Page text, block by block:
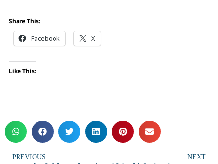
Share This:
Facebook X
Like This:
PREVIOUS NEXT